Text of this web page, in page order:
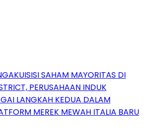
SAHAM MAYORITAS DI
PERUSAHAAN INDUK
LANGKAH KEDUA DALAM
MEREK MEWAH ITALIA BARU